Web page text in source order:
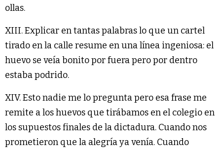
ollas.
XIII. Explicar en tantas palabras lo que un cartel
tirado en la calle resume en una línea ingeniosa: el
huevo se veía bonito por fuera pero por dentro
estaba podrido.
XIV. Esto nadie me lo pregunta pero esa frase me
remite a los huevos que tirábamos en el colegio en
los supuestos finales de la dictadura. Cuando nos
prometieron que la alegría ya venía. Cuando